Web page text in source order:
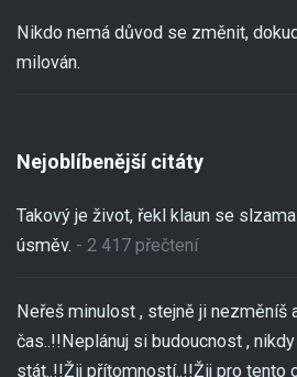
Nikdo nemá důvod se změnit,
milován.
Nejoblíbenější citáty
Takový je život, řekl klaun se
úsměv. - 2 417 přečtení
Neřeš minulost , stejně ji nezměníš
čas..!!Neplánuj si budoucnost ,
stát..!!Žij přítomností..!!Žij pro tento